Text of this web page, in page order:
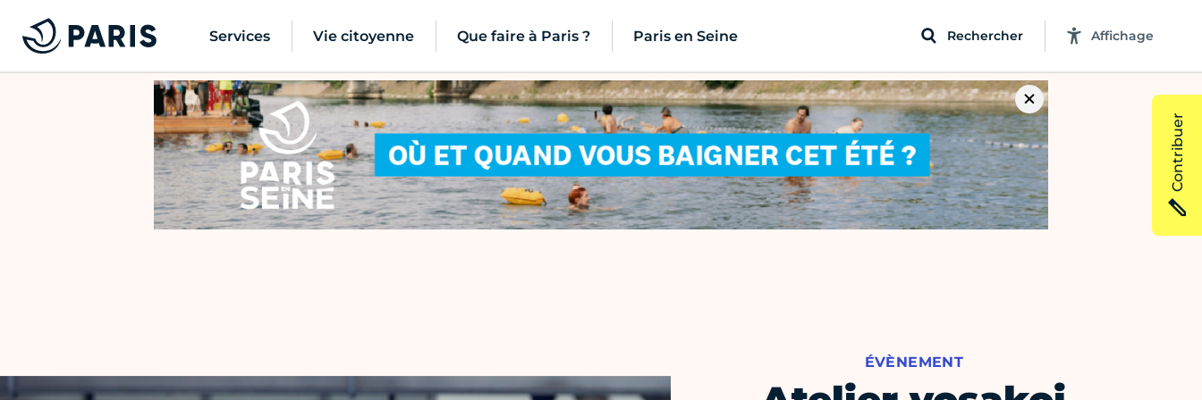
Services Vie citoyenne Que faire à Paris ? Paris en Seine Rechercher Affichage
ÉVÈNEMENT
Contribuer